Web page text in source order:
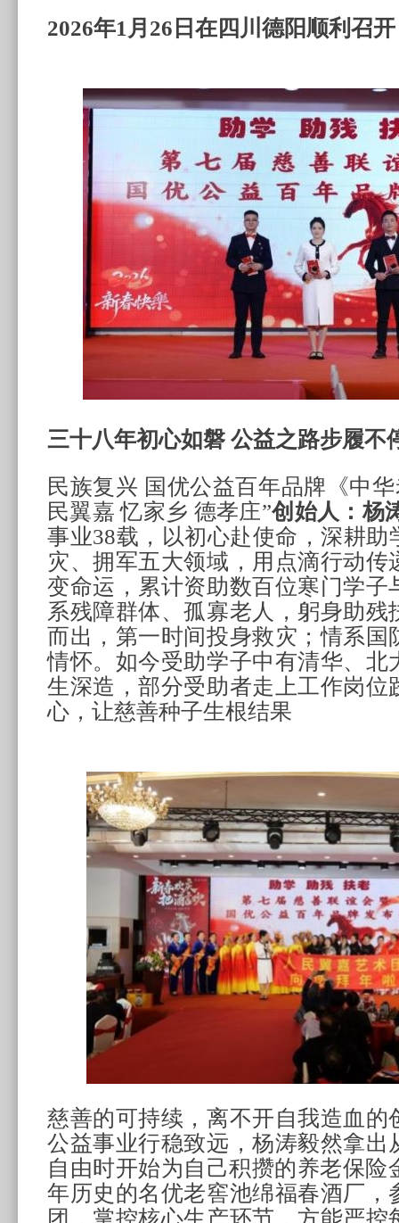
2026年1月26日在四川德阳顺利召开
三十八年初心如磐 公益之路步履不
民族复兴 国优公益百年品牌《中
民翼嘉 忆家乡 德孝庄”创始人：杨
事业38载，以初心赴使命，深耕助
灾、拥军五大领域，用点滴行动传
变命运，累计资助数百位寒门学子
系残障群体、孤寡老人，躬身助残
而出，第一时间投身救灾；情系国
情怀。如今受助学子中有清华、北
生深造，部分受助者走上工作岗位
心，让慈善种子生根结果
慈善的可持续，离不开自我造血的
公益事业行稳致远，杨涛毅然拿出
自由时开始为自己积攒的养老保险
年历史的名优老窖池绵福春酒厂，